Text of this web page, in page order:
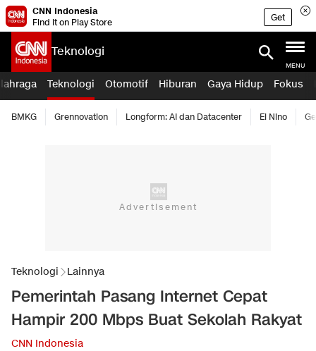
CNN Indonesia
Find it on Play Store
Get
Teknologi
MENU
Teknologi Otomotif Hiburan Gaya Hidup Fokus
BMKG Grennovation Longform: AI dan Datacenter El Nino
Teknologi Lainnya
Pemerintah Pasang Internet Cepat
Hampir 200 Mbps Buat Sekolah Rakyat
CNN Indonesia